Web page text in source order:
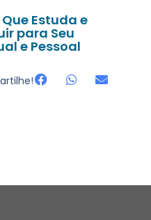
Que Estuda e
para Seu
e Pessoal